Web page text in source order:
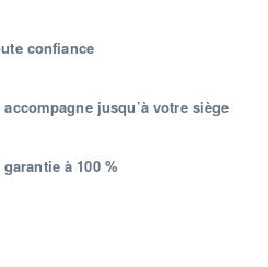
confiance
jusqu’à votre siège
à 100 %